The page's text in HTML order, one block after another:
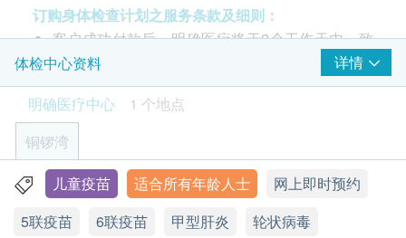
流感嗜血杆菌、乙型肝炎) 3针
5合1疫苗 (白喉、破傷風、百日咳、小兒麻痺症、乙型
流感嗜血桿菌) 1针
由注册医生负责注射程序
疫苗注射时间
2个月
轮状病毒 - 第1剂
6合1疫苗 - 第1剂
4个月
轮状病毒 - 第2剂
6合1疫苗苗 - 第2剂
6个月
轮状病毒 - 第3剂
订购身体检查计划之服务条款及细则：
客户成功付款后，明确医疗将于2个工作天内，致
电客户预约时或客户亦可透过电话预约(Tel: 2155
1951 / 2155 2228)。
客户须于预约当天出示身份证及列印订购确认信确
认身份。
验身过程由医生及医护人员主理。
本体格检查计划有效期为6个月，客户必须于6个月
内(由确认付款日期起计)接受检查，逾期作废。
体格检查后，一般情况下报告需时大概7-10个工作
体检中心资料
详情
明确医疗中心
1 个地点
铜锣湾
香港铜锣湾轩尼诗道555号东角中心19楼2A室
显示地图
儿童疫苗 适合所有年龄人士
网上即时预约
5联疫苗
6联疫苗 甲型肝炎
轮状病毒